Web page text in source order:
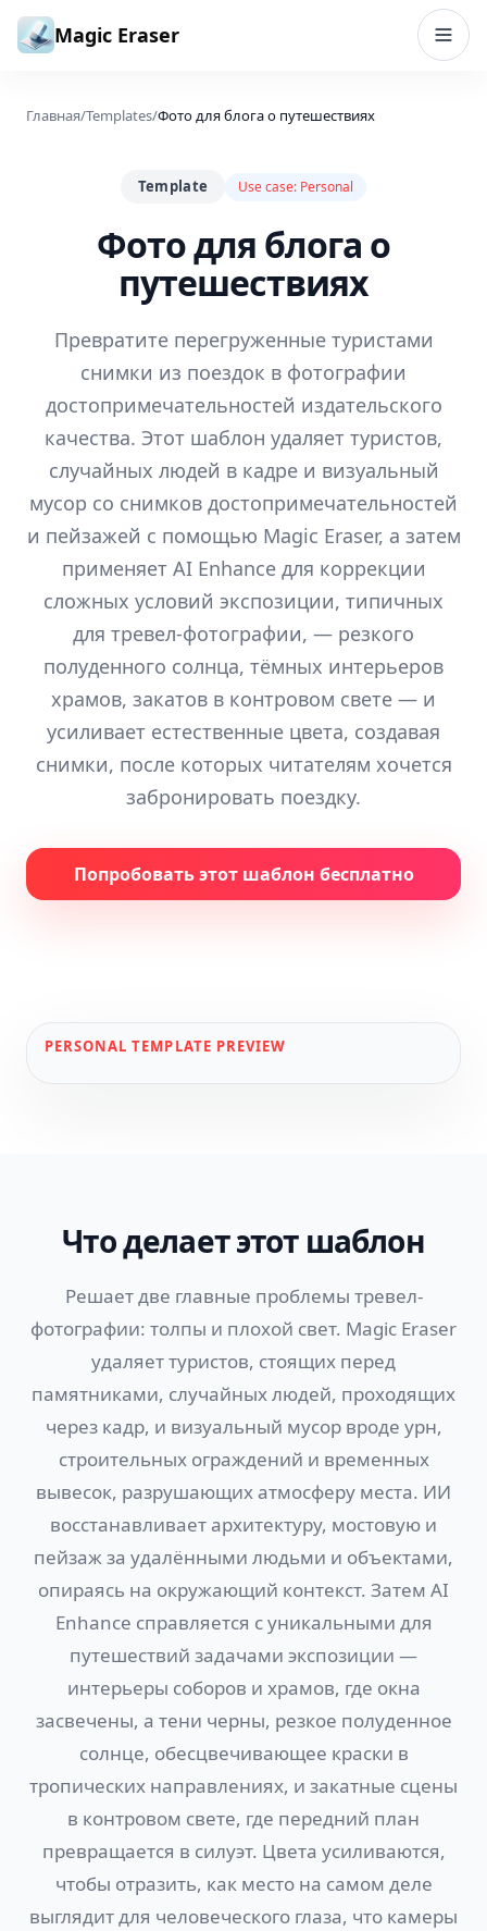
Перейти к содержимому
Magic Eraser
Главная/Templates/Фото для блога о путешествиях
Template Use case: Personal
Фото для блога о
путешествиях
Превратите перегруженные туристами
снимки из поездок в фотографии
достопримечательностей издательского
качества. Этот шаблон удаляет туристов,
случайных людей в кадре и визуальный
мусор со снимков достопримечательностей
и пейзажей с помощью Magic Eraser, а затем
применяет AI Enhance для коррекции
сложных условий экспозиции, типичных
для тревел-фотографии, — резкого
полуденного солнца, тёмных интерьеров
храмов, закатов в контровом свете — и
усиливает естественные цвета, создавая
снимки, после которых читателям хочется
забронировать поездку.
Попробовать этот шаблон бесплатно
PERSONAL TEMPLATE PREVIEW
Что делает этот шаблон
Решает две главные проблемы тревел-
фотографии: толпы и плохой свет. Magic Eraser
удаляет туристов, стоящих перед
памятниками, случайных людей, проходящих
через кадр, и визуальный мусор вроде урн,
строительных ограждений и временных
вывесок, разрушающих атмосферу места. ИИ
восстанавливает архитектуру, мостовую и
пейзаж за удалёнными людьми и объектами,
опираясь на окружающий контекст. Затем AI
Enhance справляется с уникальными для
путешествий задачами экспозиции —
интерьеры соборов и храмов, где окна
засвечены, а тени черны, резкое полуденное
солнце, обесцвечивающее краски в
тропических направлениях, и закатные сцены
в контровом свете, где передний план
превращается в силуэт. Цвета усиливаются,
чтобы отразить, как место на самом деле
выглядит для человеческого глаза, что камеры